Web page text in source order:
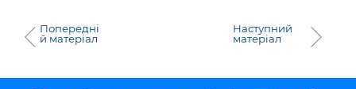
Попередні
й матеріал
Наступний
матеріал